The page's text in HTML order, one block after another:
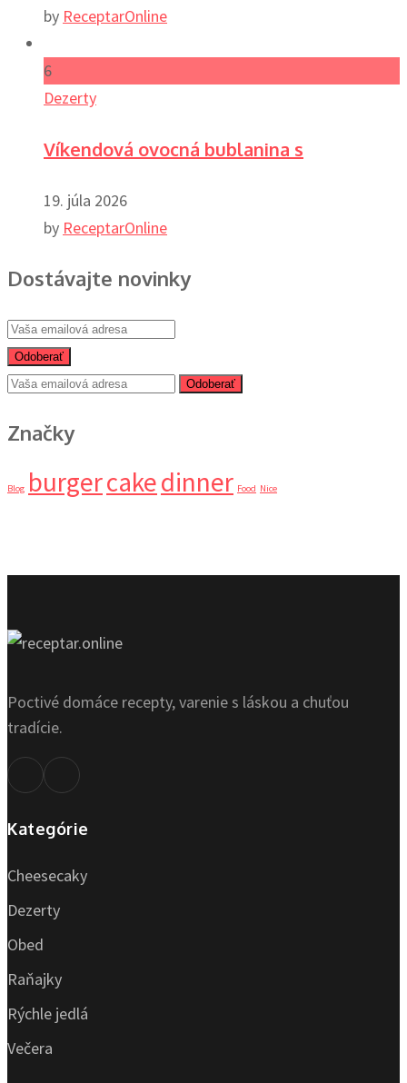
by ReceptarOnline
6
Dezerty
Víkendová ovocná bublanina s
19. júla 2026
by ReceptarOnline
Dostávajte novinky
Odoberať
Odoberať
Značky
Blog burgercakedinner Food Nice
Poctivé domáce recepty, varenie s láskou a chuťou
tradície.
Kategórie
Cheesecaky
Dezerty
Obed
Raňajky
Rýchle jedlá
Večera